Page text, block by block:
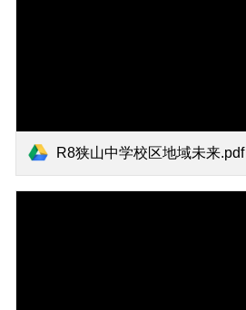
R8狭山中学校区地域未来.pdf